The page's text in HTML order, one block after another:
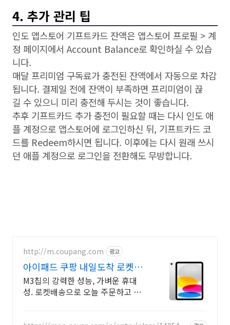
4. 추가 관리 팁
인도 앱스토어 기프트카드 잔액은 앱스토어 프로필 > 계
정 페이지에서 Account Balance로 확인하실 수 있습
니다.
매달 프리미엄 구독료가 충전된 잔액에서 자동으로 차감
됩니다. 결제일 전에 잔액이 부족하면 프리미엄이 끊
길 수 있으니 미리 충전해 두시는 것이 좋습니다.
추후 기프트카드 추가 충전이 필요할 때는 다시 인도 애
플 계정으로 앱스토어에 로그인하신 뒤, 기프트카드 코
드를 Redeem하시면 됩니다. 이후에는 다시 원래 쓰시
던 애플 계정으로 로그인을 전환해도 무방합니다.
http://m.coupang.com 광고
아이패드 쿠팡 내일도착 로켓배
송
M3칩의 강력한 성능, 가벼운 휴대
성. 로켓배송으로 오늘 주문하고 내